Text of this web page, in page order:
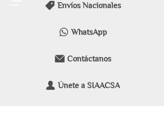
Envíos Nacionales
WhatsApp
Contáctanos
Únete a SIAACSA